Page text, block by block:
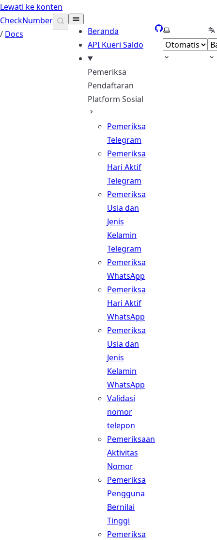
Lewati ke konten
CheckNumber
/ Docs
Beranda
API Kueri Saldo
Pemeriksa
Pendaftaran
Platform Sosial
Pemeriksa
Telegram
Pemeriksa
Hari Aktif
Telegram
Pemeriksa
Usia dan
Jenis
Kelamin
Telegram
Pemeriksa
WhatsApp
Pemeriksa
Hari Aktif
WhatsApp
Pemeriksa
Usia dan
Jenis
Kelamin
WhatsApp
Validasi
nomor
telepon
Pemeriksaan
Aktivitas
Nomor
Pemeriksa
Pengguna
Bernilai
Tinggi
Pemeriksa
GitHub
Pilih tema